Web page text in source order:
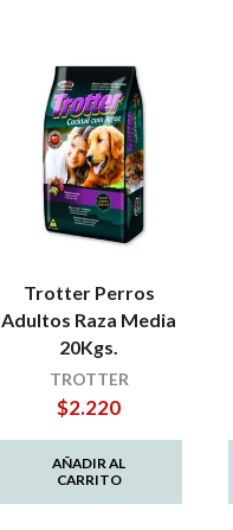
Trotter Perros
Adultos Raza Media
20Kgs.
TROTTER
$2.220
AÑADIR AL
CARRITO